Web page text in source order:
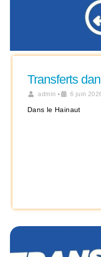
Transferts
admin • 6 juin
Dans le Hainaut